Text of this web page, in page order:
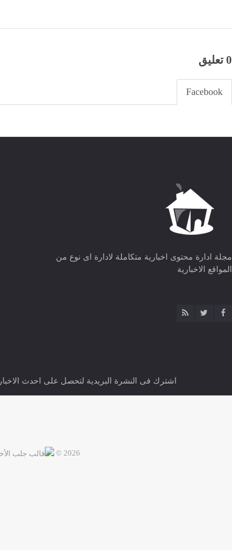
0 تعليق
Facebook
مجلة ادارة محتوى اخبارية متكاملة لادارة اى نوع من
المواقع الاخبارية
اشترك فى النشرة البريدية لتحصل على احدث الاخبار
2026 ©